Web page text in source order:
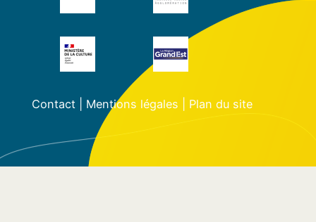
Contact| Mentions légales Plan du site